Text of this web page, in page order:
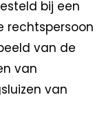
bij een
rechtspersoon
van de
van
van